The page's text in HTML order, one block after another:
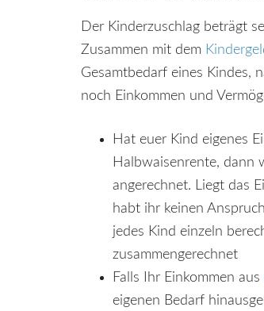
Der Kinderzuschlag beträgt
Zusammen mit dem
Gesamtbedarf eines Kindes,
noch Einkommen und
Hat euer Kind eigenes
Halbwaisenrente, dann
angerechnet. Liegt das
habt ihr keinen
jedes Kind einzeln
zusammengerechnet
Falls Ihr Einkommen aus
eigenen Bedarf